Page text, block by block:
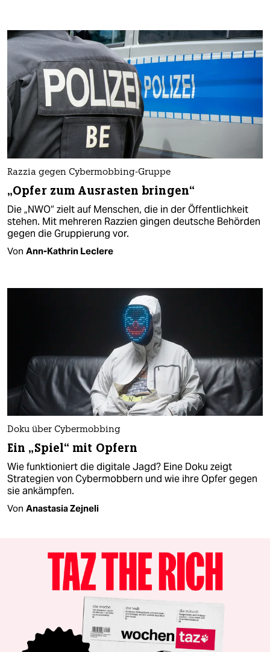
Razzia gegen Cybermobbing-Gruppe
„Opfer zum Ausrasten bringen“
Die „NWO“ zielt auf Menschen, die in der Öffentlichkeit
stehen. Mit mehreren Razzien gingen deutsche Behörden
gegen die Gruppierung vor.
Von Ann-Kathrin Leclere
Doku über Cybermobbing
Ein „Spiel“ mit Opfern
Wie funktioniert die digitale Jagd? Eine Doku zeigt
Strategien von Cybermobbern und wie ihre Opfer gegen
sie ankämpfen.
Von Anastasia Zejneli